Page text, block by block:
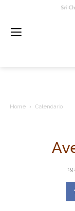
Home Calendario
19